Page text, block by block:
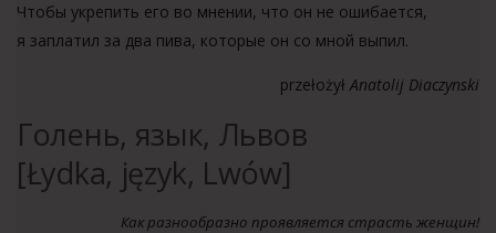
Чтобы укрепить его во мнении, что он не ошибается,
я заплатил за два пива, которые он со мной выпил.
przełożyłAnatolij Diaczynski
Голень, язык, Львов
[Łydka, język, Lwów]
Как разнообразно проявляется страсть женщин!